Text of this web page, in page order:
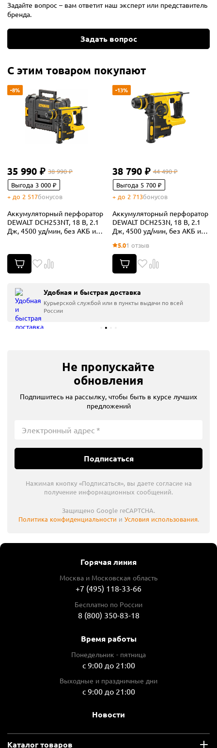
Задайте вопрос – вам ответит наш эксперт или представитель
бренда.
Задать вопрос
С этим товаром покупают
-8%
35 990 ₽ 38 990 ₽
Выгода 3 000 ₽
+ до 2 517бонусов
Аккумуляторный перфоратор
DEWALT DCH253NT, 18 В, 2.1
Дж, 4500 уд/мин, без АКБ и
-13%
38 790 ₽ 44 490 ₽
Выгода 5 700 ₽
+ до 2 713бонусов
Аккумуляторный перфоратор
DEWALT DCH253N, 18 В, 2.1
Дж, 4500 уд/мин, без АКБ и
5.01 отзыв
Удобная и быстрая доставка
Курьерской службой или в пункты выдачи по всей
России
Не пропускайте
обновления
Подпишитесь на рассылку, чтобы быть в курсе лучших
предложений
Подписаться
Нажимая кнопку «Подписаться», вы даете согласие на
получение информационных сообщений.
Защищено Google reCAPTCHA.
Политика конфиденциальности и Условия использования.
Горячая линия
Москва и Московская область
+7 (495) 118-33-66
Бесплатно по России
8 (800) 350-83-18
Время работы
Понедельник - пятница
с 9:00 до 21:00
Выходные и праздничные дни
с 9:00 до 21:00
Новости
Каталог товаров